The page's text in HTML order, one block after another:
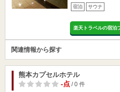
宿泊 サウナ
楽天トラベルの宿泊
関連情報から探す
熊本カプセルホテル
-点/ 0 件